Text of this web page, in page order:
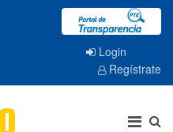
Login
Regístrate